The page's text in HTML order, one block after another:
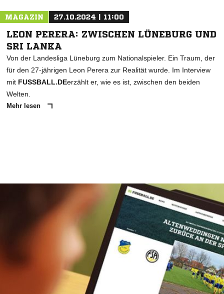
MAGAZIN 27.10.2024 | 11:00
LEON PERERA: ZWISCHEN LÜNEBURG UND
SRI LANKA
Von der Landesliga Lüneburg zum Nationalspieler. Ein Traum, der
für den 27-jährigen Leon Perera zur Realität wurde. Im Interview
mit FUSSBALL.DEerzählt er, wie es ist, zwischen den beiden
Welten.
Mehr lesen